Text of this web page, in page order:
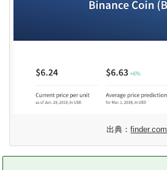
出典：finder.com